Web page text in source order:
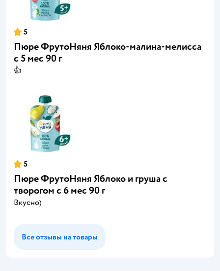
5
Пюре ФрутоНяня Яблоко-малина-мелисса
с 5 мес 90 г
👍
5
Пюре ФрутоНяня Яблоко и груша с
творогом с 6 мес 90 г
Вкусно)
Все отзывы на товары